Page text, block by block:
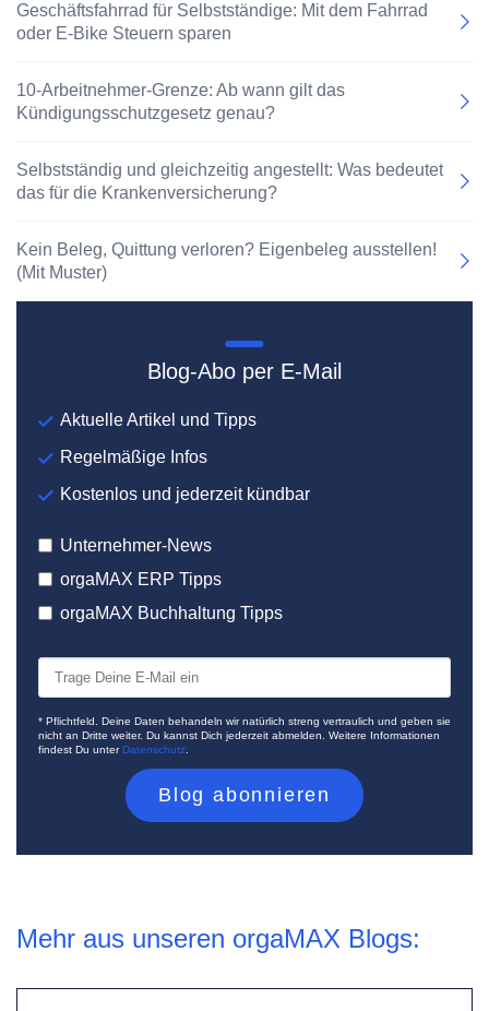
Geschäftsfahrrad für Selbstständige: Mit dem Fahrrad
oder E-Bike Steuern sparen
10-Arbeitnehmer-Grenze: Ab wann gilt das
Kündigungsschutzgesetz genau?
Selbstständig und gleichzeitig angestellt: Was bedeutet
das für die Krankenversicherung?
Kein Beleg, Quittung verloren? Eigenbeleg ausstellen!
(Mit Muster)
Blog-Abo per E-Mail
Aktuelle Artikel und Tipps
Regelmäßige Infos
Kostenlos und jederzeit kündbar
Unternehmer-News
orgaMAX ERP Tipps
orgaMAX Buchhaltung Tipps
* Pflichtfeld. Deine Daten behandeln wir natürlich streng vertraulich und geben sie
nicht an Dritte weiter. Du kannst Dich jederzeit abmelden. Weitere Informationen
findest Du unterDatenschutz
Mehr aus unseren orgaMAX Blogs: